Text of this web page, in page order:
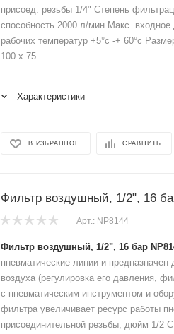
присоед. резьбы 1/4" Степень
способность 2000 л/мин Макс.
рабочих температур +5°с -+ 60°с
100 x 75
Характеристики
В ИЗБРАННОЕ СРАВНИТЬ
Фильтр воздушный, 1/2", 16
Арт.: NP8144
Фильтр воздушный, 1/2", 16 бар
пневматические линии и предназначен
воздуха (регулировка его давления,
с пневматическим инструментом и
фильтра увеличивает ресурс работы
присоединительной резьбы, дюйм 1/2